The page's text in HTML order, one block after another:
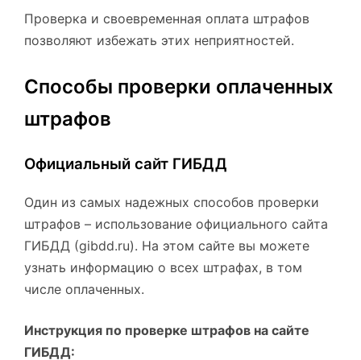
Проверка и своевременная оплата штрафов
позволяют избежать этих неприятностей.
Способы проверки оплаченных
штрафов
Официальный сайт ГИБДД
Один из самых надежных способов проверки
штрафов – использование официального сайта
ГИБДД (gibdd.ru). На этом сайте вы можете
узнать информацию о всех штрафах, в том
числе оплаченных.
Инструкция по проверке штрафов на сайте
ГИБДД: